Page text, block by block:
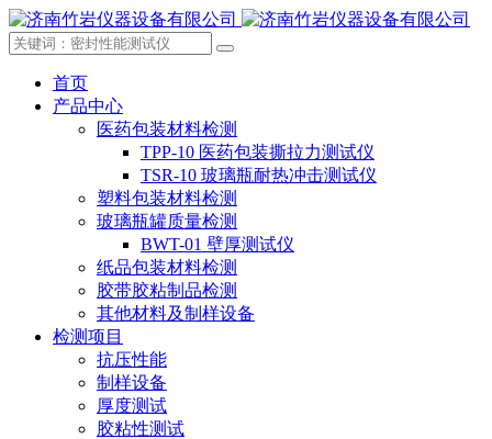
首页
产品中心
医药包装材料检测
TPP-10 医药包装撕拉力测试仪
TSR-10 玻璃瓶耐热冲击测试仪
塑料包装材料检测
玻璃瓶罐质量检测
BWT-01 壁厚测试仪
纸品包装材料检测
胶带胶粘制品检测
其他材料及制样设备
检测项目
抗压性能
制样设备
厚度测试
胶粘性测试